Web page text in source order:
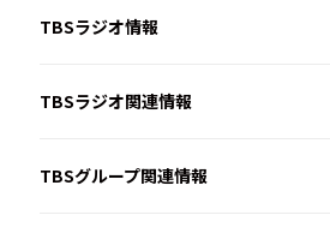
TBSラジオ情報
TBSラジオ関連情報
TBSグループ関連情報